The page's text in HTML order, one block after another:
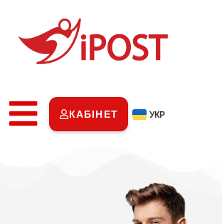
КАБІНЕТ УКР